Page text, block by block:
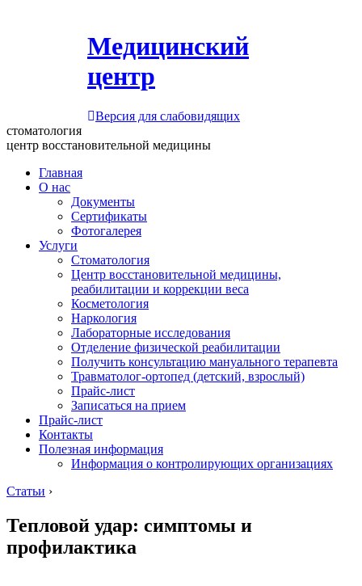
Медицинский
центр
Версия для слабовидящих
стоматология
центр восстановительной медицины
Главная
О нас
Документы
Сертификаты
Фотогалерея
Услуги
Стоматология
Центр восстановительной медицины,
реабилитации и коррекции веса
Косметология
Наркология
Лабораторные исследования
Отделение физической реабилитации
Получить консультацию мануального терапевта
Травматолог-ортопед (детский, взрослый)
Прайс-лист
Записаться на прием
Прайс-лист
Контакты
Полезная информация
Информация о контролирующих организациях
Статьи ›
Тепловой удар: симптомы и
профилактика